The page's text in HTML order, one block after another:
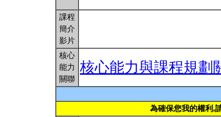
課程
簡介
影片
核心
能力
關聯
核心能力與課程規劃
為確保您我的權利,